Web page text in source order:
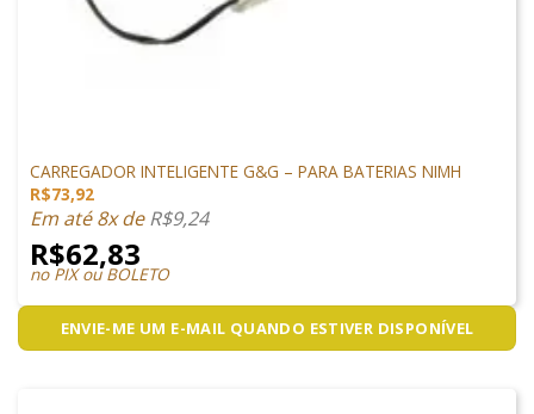
CARREGADOR INTELIGENTE G&G – PARA BATERIAS NIMH
R$73,92
Em até 8x deR$9,24
R$62,83
no PIX ou BOLETO
ENVIE-ME UM E-MAIL QUANDO ESTIVER DISPONÍVEL